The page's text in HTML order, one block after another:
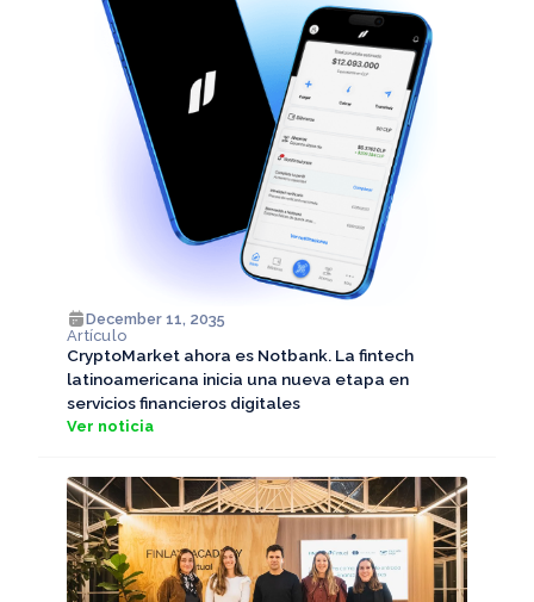
December 11, 2035
Artículo
CryptoMarket ahora es Notbank. La fintech
latinoamericana inicia una nueva etapa en
servicios financieros digitales
Ver noticia